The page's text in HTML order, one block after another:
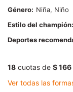
Género
Niña, Niño
Estilo del champión
Deportes
18 cuotas de $ 166
Ver todas las